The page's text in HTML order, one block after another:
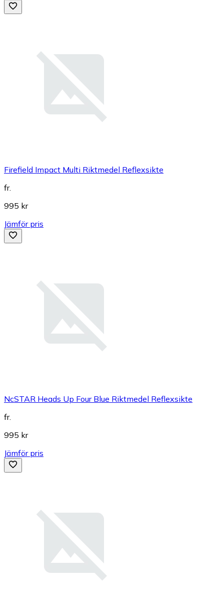
Firefield Impact Multi Riktmedel Reflexsikte
fr.
995 kr
Jämför pris
NcSTAR Heads Up Four Blue Riktmedel Reflexsikte
fr.
995 kr
Jämför pris